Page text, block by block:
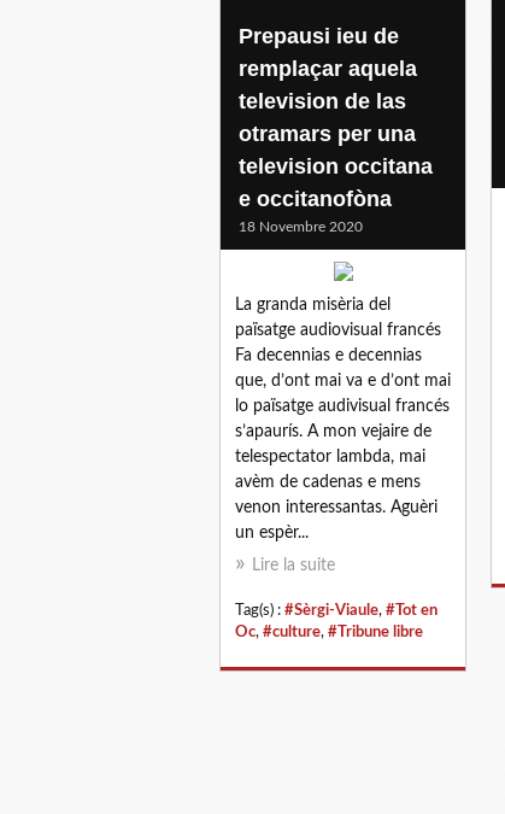
Prepausi ieu de
remplaçar aquela
television de las
otramars per una
television occitana
e occitanofòna
18 Novembre 2020
La granda misèria del
païsatge audiovisual francés
Fa decennias e decennias
que, d’ont mai va e d’ont mai
lo païsatge audivisual francés
s’apaurís. A mon vejaire de
telespectator lambda, mai
avèm de cadenas e mens
venon interessantas. Aguèri
un espèr...
Lire la suite
Tag(s) : #Sèrgi-Viaule, #Tot en
Oc, #culture, #Tribune libre